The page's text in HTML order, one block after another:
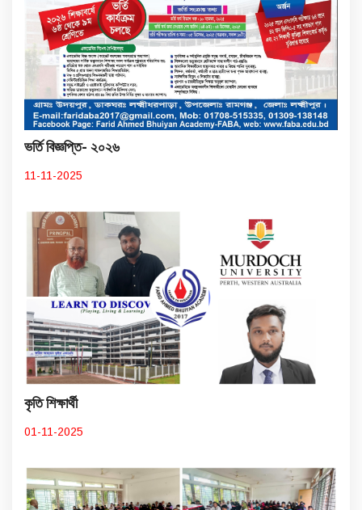
ভর্তি বিজ্ঞপ্তি- ২০২৬
11-11-2025
কৃতি শিক্ষার্থী
01-11-2025